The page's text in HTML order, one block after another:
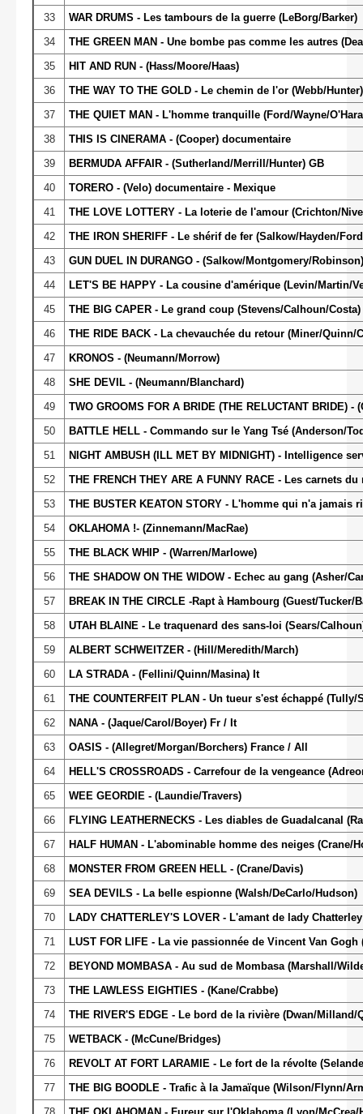
33
WAR DRUMS - Les tambours de la guerre (LeBorg/Barker)
34
THE GREEN MAN - Une bombe pas comme les autres
35
HIT AND RUN - (Hass/Moore/Haas)
36
THE WAY TO THE GOLD - Le chemin de l'or (Webb/Hunter)
37
THE QUIET MAN - L'homme tranquille (Ford/Wayne/
38
THIS IS CINERAMA - (Cooper) documentaire
39
BERMUDA AFFAIR - (Sutherland/Merrill/Hunter) GB
40
TORERO - (Velo) documentaire - Mexique
41
THE LOVE LOTTERY - La loterie de l'amour (Crichton/
42
THE IRON SHERIFF - Le shérif de fer (Salkow/Hayden/
43
GUN DUEL IN DURANGO - (Salkow/Montgomery/Robinson)
44
LET'S BE HAPPY - La cousine d'amérique (Levin/Martin/
45
THE BIG CAPER - Le grand coup (Stevens/Calhoun/Costa)
46
THE RIDE BACK - La chevauchée du retour (Miner/Quinn/
47
KRONOS - (Neumann/Morrow)
48
SHE DEVIL - (Neumann/Blanchard)
49
TWO GROOMS FOR A BRIDE (THE RELUCTANT BRIDE) -
50
BATTLE HELL - Commando sur le Yang Tsé (Anderson/
51
NIGHT AMBUSH (ILL MET BY MIDNIGHT) - Intelligence
52
THE FRENCH THEY ARE A FUNNY RACE - Les carnets
53
THE BUSTER KEATON STORY - L'homme qui n'a jamais
54
OKLAHOMA !- (Zinnemann/MacRae)
55
THE BLACK WHIP - (Warren/Marlowe)
56
THE SHADOW ON THE WIDOW - Echec au gang (Asher/
57
BREAK IN THE CIRCLE -Rapt à Hambourg (Guest/Tucker/
58
UTAH BLAINE - Le traquenard des sans-loi (Sears/
59
ALBERT SCHWEITZER - (Hill/Meredith/March)
60
LA STRADA- (Fellini/Quinn/Masina) It
61
THE COUNTERFEIT PLAN - Un tueur s'est échappé (Tully/
62
NANA - (Jaque/Carol/Boyer) Fr / It
63
OASIS - (Allegret/Morgan/Borchers) France / All
64
HELL'S CROSSROADS - Carrefour de la vengeance
65
WEE GEORDIE - (Laundie/Travers)
66
FLYING LEATHERNECKS - Les diables de Guadalcanal
67
HALF HUMAN - L'abominable homme des neiges (Crane/
68
MONSTER FROM GREEN HELL - (Crane/Davis)
69
SEA DEVILS - La belle espionne (Walsh/DeCarlo/Hudson)
70
LADY CHATTERLEY'S LOVER - L'amant de lady
71
LUST FOR LIFE - La vie passionnée de Vincent Van
72
BEYOND MOMBASA - Au sud de Mombasa (Marshall/
73
THE LAWLESS EIGHTIES - (Kane/Crabbe)
74
THE RIVER'S EDGE - Le bord de la rivière (Dwan/Milland/
75
WETBACK - (McCune/Bridges)
76
REVOLT AT FORT LARAMIE - Le fort de la révolte
77
THE BIG BOODLE - Trafic à la Jamaïque (Wilson/Flynn/